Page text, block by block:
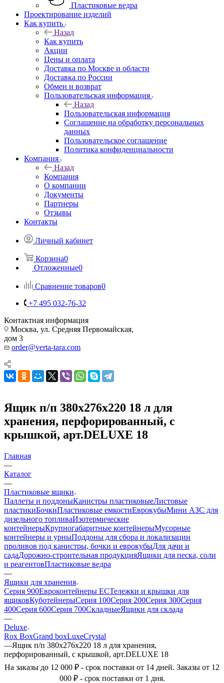
Пластиковые ведра
Проектирование изделий
Как купить
Назад
Как купить
Акции
Цены и оплата
Доставка по Москве и области
Доставка по России
Обмен и возврат
Пользовательская информация
Назад
Пользовательская информация
Соглашение на обработку персональных
данных
Пользовательское соглашение
Политика конфиденциальности
Компания
Назад
Компания
О компании
Документы
Партнеры
Отзывы
Контакты
Личный кабинет
Корзина0
Отложенные0
Сравнение товаров0
+7 495 032-76-32
Контактная информация
Москва, ул. Средняя Первомайская,
дом 3
order@verta-tara.com
Ящик п/п 380х276х220 18 л для
хранения, перфорированный, с
крышкой, арт.DELUXE 18
Главная
—
Каталог
—
Пластиковые ящики
Паллеты и поддоныКанистры пластиковыеЛистовые
пластикиБочкиПластиковые емкостиЕврокубыМини АЗС для
дизельного топливаИзотермические
контейнерыКрупногабаритные контейнерыМусорные
контейнеры и урныПоддоны для сбора и локализации
проливов под канистры, бочки и еврокубыДля дачи и
садаДорожно-строительная продукцияЯщики для песка, соли
и реагентовПластиковые ведра
—
Ящики для хранения
Серия 900Евроконтейнеры ЕСТележки и крышки для
ящиковКуботейнерыСерия 100Серия 200Серия 300Серия
400Серия 600Серия 700СкладныеЯщики для склада
—
Deluxe
Rox BoxGrand boxLuxeСrystal
—Ящик п/п 380х276х220 18 л для хранения,
перфорированный, с крышкой, арт.DELUXE 18
На заказы до 12 000 ₽ - срок поставки от 14 дней. Заказы от 12
000 ₽ - срок поставки от 1 дня.